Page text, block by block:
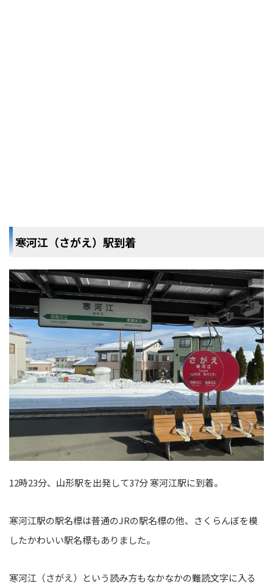
寒河江（さがえ）駅到着
12時23分、山形駅を出発して37分 寒河江駅に到着。
寒河江駅の駅名標は普通のJRの駅名標の他、さくらんぼを模
したかわいい駅名標もありました。
寒河江（さがえ）という読み方もなかなかの難読文字に入る